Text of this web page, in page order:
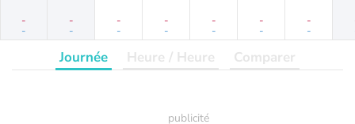
-
-
-
-
-
-
-
-
-
-
-
-
-
-
Journée Heure / Heure Comparer